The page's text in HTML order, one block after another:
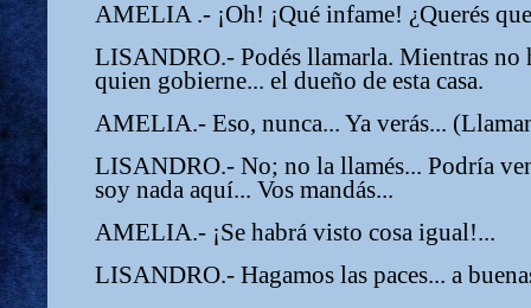
AMELIA .- ¡Oh! ¡Qué infame! ¿Querés
LISANDRO.- Podés llamarla. Mientras no
quien gobierne... el dueño de esta casa.
AMELIA.- Eso, nunca... Ya verás...
LISANDRO.- No; no la llamés... Podría
soy nada aquí... Vos mandás...
AMELIA.- ¡Se habrá visto cosa igual!...
LISANDRO.- Hagamos las paces... a